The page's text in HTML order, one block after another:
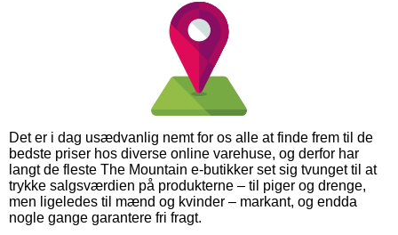
Det er i dag usædvanlig nemt for os alle at finde frem til de
bedste priser hos diverse online varehuse, og derfor har
langt de fleste The Mountain e-butikker set sig tvunget til at
trykke salgsværdien på produkterne – til piger og drenge,
men ligeledes til mænd og kvinder – markant, og endda
nogle gange garantere fri fragt.